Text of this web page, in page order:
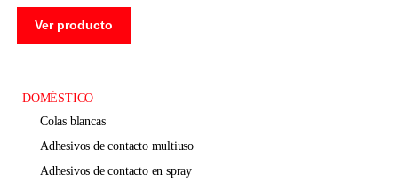
Ver producto
DOMÉSTICO
colas blancas
adhesivos de contacto multiuso
adhesivos de contacto en spray